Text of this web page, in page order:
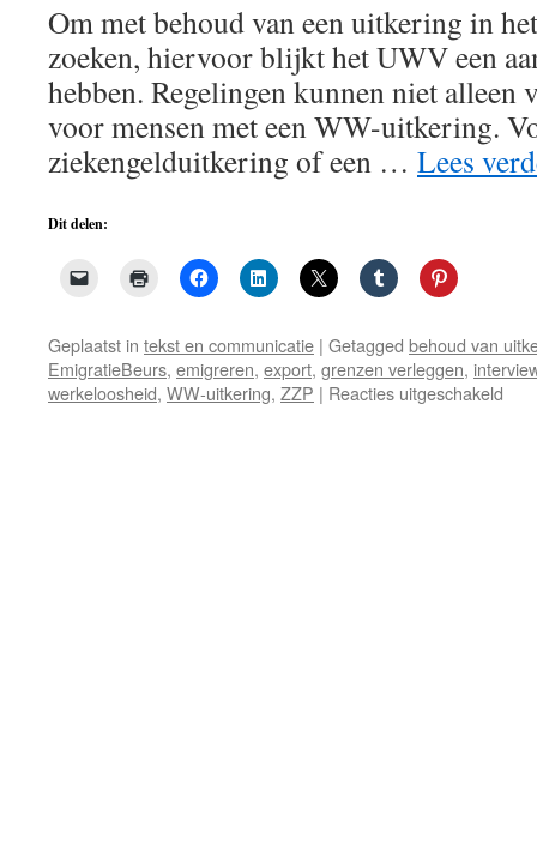
Om met behoud van een uitkering in
zoeken, hiervoor blijkt het UWV een
hebben. Regelingen kunnen niet alleen
voor mensen met een WW-uitkering.
ziekengelduitkering of een … Lees
Dit delen:
Geplaatst in tekst en communicatie | Getagged behoud van
EmigratieBeurs, emigreren, export, grenzen verleggen,
werkeloosheid, WW-uitkering, ZZP | Reacties uitgeschakeld